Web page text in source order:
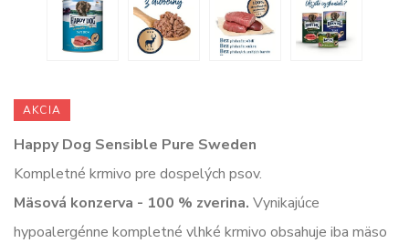
AKCIA
Happy Dog Sensible Pure Sweden
Kompletné krmivo pre dospelých psov.
Mäsová konzerva - 100 % zverina. Vynikajúce
hypoalergénne kompletné vlhké krmivo obsahuje iba mäso